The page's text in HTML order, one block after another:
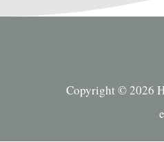
Copyright © 2026